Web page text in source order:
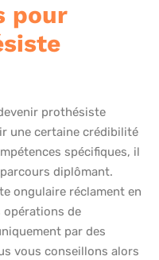
pour
prothésiste
une certaine crédibilité
spécifiques, il
diplômant.
ongulaire réclament en
opérations de
par des
vous conseillons alors